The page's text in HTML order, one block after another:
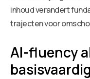
inhoud verandert
trajecten voor
AI-fluency